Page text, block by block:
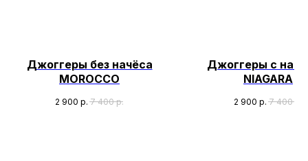
Джоггеры без начёса
MOROCCO
2 900 р. 7 400 р.
Джоггеры с
NIAGARA
2 900 р. 7 400